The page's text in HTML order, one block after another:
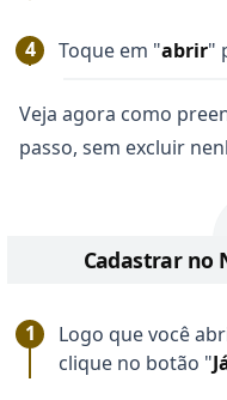
Toque em "abrir"
Veja agora como
passo, sem excluir
Cadastrar no
Logo que você
clique no botão "